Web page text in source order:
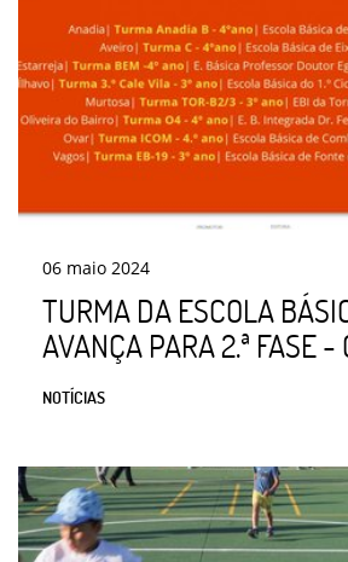
06 maio 2024
TURMA DA ESCOLA
AVANÇA PARA 2.ª FASE -
NOTÍCIAS